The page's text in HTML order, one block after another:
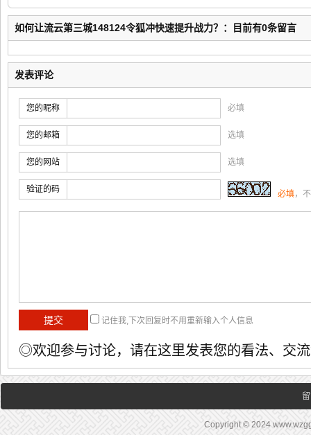
如何让流云第三城148124令狐冲快速提升战力？：目前有0条留言
发表评论
您的昵称 必填
您的邮箱 选填
您的网站 选填
验证的码 必填，
记住我,下次回复时不用重新输入个人信息
◎欢迎参与讨论，请在这里发表您的看法、交
Copyright © 2024